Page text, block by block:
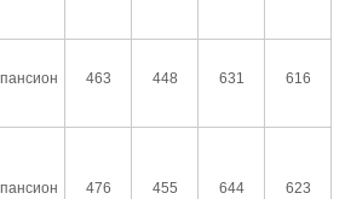
463 448 631 616
476 455 644 623